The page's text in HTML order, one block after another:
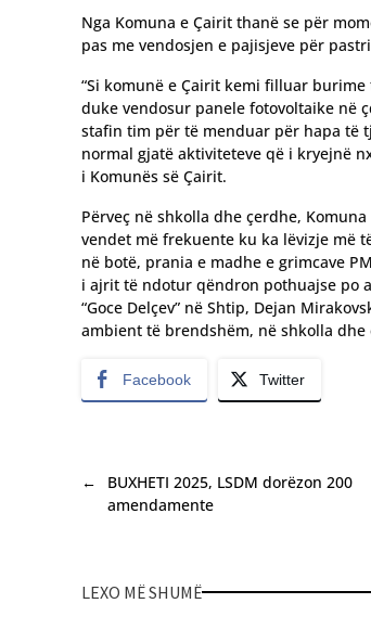
Nga Komuna e Çairit thanë se për
pas me vendosjen e pajisjeve për
“Si komunë e Çairit kemi filluar
duke vendosur panele fotovoltaike në
stafin tim për të menduar për hapa të
normal gjatë aktiviteteve që i kryejnë
i Komunës së Çairit.
Përveç në shkolla dhe çerdhe,
vendet më frekuente ku ka lëvizje më
në botë, prania e madhe e grimcave
i ajrit të ndotur qëndron pothuajse po
“Goce Delçev” në Shtip, Dejan
ambient të brendshëm, në shkolla dhe
Facebook Twitter
←
BUXHETI 2025, LSDM dorëzon 200
amendamente
LEXO MË SHUMË